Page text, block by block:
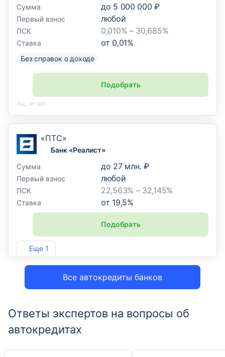
Все автокредиты банков
Сумма до 5 000 000 ₽
Первый взнос любой
ПСК 0,010% – 30,685%
Ставка от 0,01%
Без справок о доходе
Подобрать
Лиц. №1481
Еще 1
«ПТС»
Банк «Реалист»
Сумма
до 27 млн. ₽
Первый взнос любой
ПСК 22,563% – 32,145%
Ставка от 19,5%
Подобрать
Лиц. №2646
Ответы экспертов на вопросы об
автокредитах